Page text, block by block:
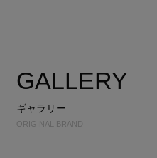
GALLERY
ギャラリー
ORIGINAL BRAND